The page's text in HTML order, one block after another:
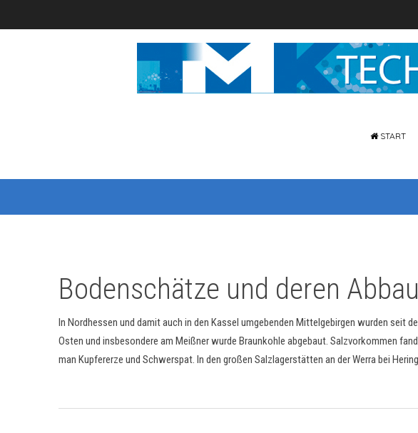
START
Bodenschätze und deren Abbau
In Nordhessen und damit auch in den Kassel umgebenden Mittelgebirgen wurden
Osten und insbesondere am Meißner wurde Braunkohle abgebaut. Salzvorkommen
man Kupfererze und Schwerspat. In den großen Salzlagerstätten an der Werra bei